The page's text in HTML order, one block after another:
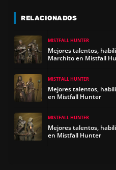
RELACIONADOS
MISTFALL HUNTER
Mejores talentos,
Marchito en Mistfall
MISTFALL HUNTER
Mejores talentos,
en Mistfall Hunter
MISTFALL HUNTER
Mejores talentos,
en Mistfall Hunter